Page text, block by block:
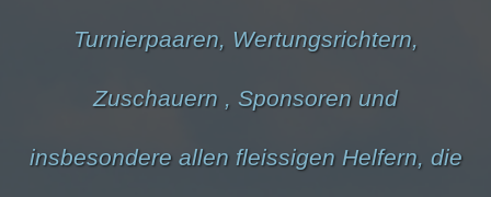
Turnierpaaren, Wertungsrichtern,
Zuschauern , Sponsoren und
insbesondere allen fleissigen Helfern, die